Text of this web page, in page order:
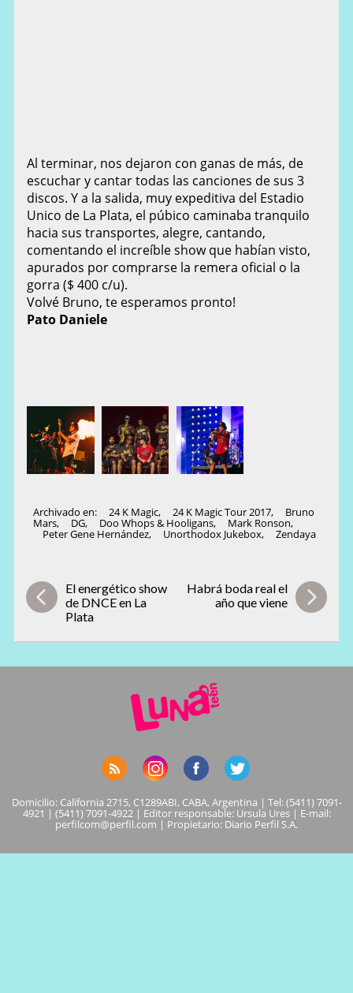
Al terminar, nos dejaron con ganas de más, de
escuchar y cantar todas las canciones de sus 3
discos. Y a la salida, muy expeditiva del Estadio
Unico de La Plata, el púbico caminaba tranquilo
hacia sus transportes, alegre, cantando,
comentando el increíble show que habían visto,
apurados por comprarse la remera oficial o la
gorra ($ 400 c/u).
Volvé Bruno, te esperamos pronto!
Pato Daniele
Archivado en: 24 K Magic, 24 K Magic Tour 2017, Bruno
Mars, DG, Doo Whops & Hooligans, Mark Ronson,
Peter Gene Hernández, Unorthodox Jukebox, Zendaya
El energético show
de DNCE en La
Plata
Habrá boda real el
año que viene
Domicilio: California 2715, C1289ABI, CABA, Argentina | Tel: (5411) 7091-
4921 | (5411) 7091-4922 | Editor responsable: Ursula Ures | E-mail:
perfilcom@perfil.com | Propietario: Diario Perfil S.A.